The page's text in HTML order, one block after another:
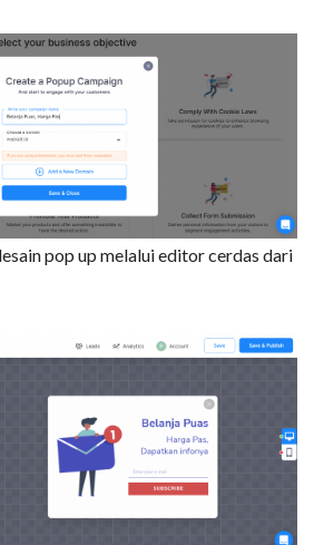
pop up melalui editor cerdas dari